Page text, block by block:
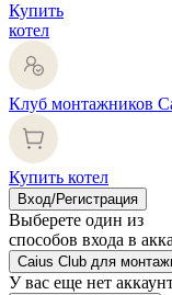
Купить
котел
Клуб монтажников
Купить котел
Вход/Регистрация
Выберете один из
способов входа в
Caius Club для
У вас еще нет